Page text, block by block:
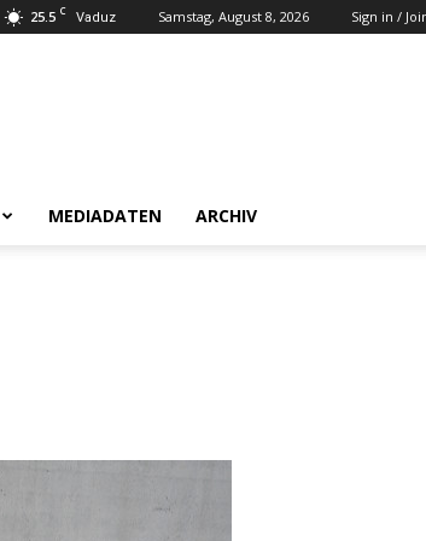
25.5 C Vaduz Samstag, August 8, 2026 Sign in /
MEDIADATEN ARCHIV